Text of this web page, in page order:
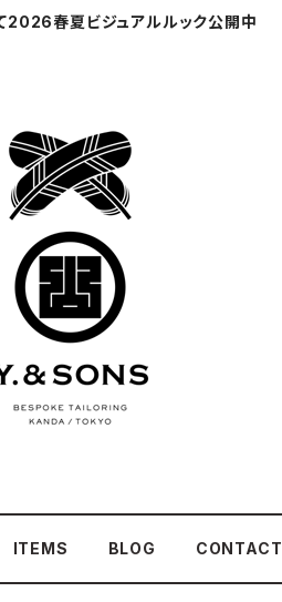
2026春夏ビジュアルルック公開中
ITEMS BLOG CONTACT